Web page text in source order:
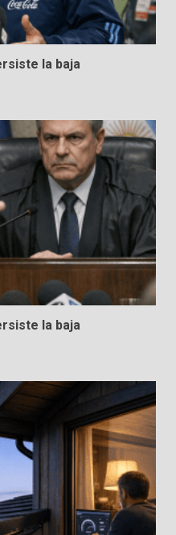
la baja
la baja